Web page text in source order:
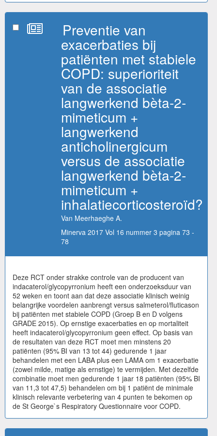
Preventie van
exacerbaties bij
patiënten met stabiele
COPD: superioriteit
van de associatie
langwerkend bèta-2-
mimeticum +
langwerkend
anticholinergicum
versus de associatie
langwerkend bèta-2-
mimeticum +
inhalatiecorticosteroïd?
Van Meerhaeghe A.
Minerva 2017 Vol 16 nummer 3 pagina 73 -
78
Deze RCT onder strakke controle van de producent van
indacaterol/glycopyrronium heeft een onderzoeksduur van
52 weken en toont aan dat deze associatie klinisch weinig
belangrijke voordelen aanbrengt versus salmeterol/fluticason
bij patiënten met stabiele COPD (Groep B en D volgens
GRADE 2015). Op ernstige exacerbaties en op mortaliteit
heeft indacaterol/glycopyrronium geen effect. Op basis van
de resultaten van deze RCT moet men minstens 20
patiënten (95% BI van 13 tot 44) gedurende 1 jaar
behandelen met een LABA plus een LAMA om 1 exacerbatie
(zowel milde, matige als ernstige) te vermijden. Met dezelfde
combinatie moet men gedurende 1 jaar 18 patiënten (95% BI
van 11,3 tot 47,5) behandelen om bij 1 patiënt de minimale
klinisch relevante verbetering van 4 punten te bekomen op
de St George`s Respiratory Questionnaire voor COPD.